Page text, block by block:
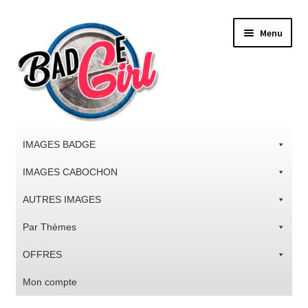
la
navigation
contenu
Menu
IMAGES BADGE
IMAGES CABOCHON
AUTRES IMAGES
Par Thèmes
OFFRES
Mon compte